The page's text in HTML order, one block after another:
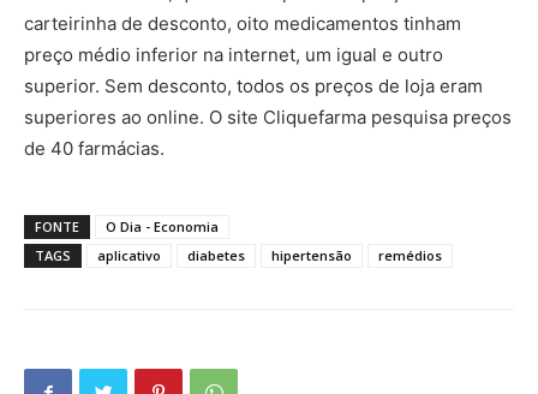
carteirinha de desconto, oito medicamentos tinham
preço médio inferior na internet, um igual e outro
superior. Sem desconto, todos os preços de loja eram
superiores ao online. O site Cliquefarma pesquisa preços
de 40 farmácias.
FONTE
O Dia - Economia
TAGS
aplicativo diabetes hipertensão remédios